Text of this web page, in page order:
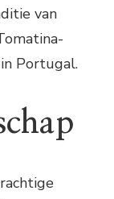
van
Portugal.